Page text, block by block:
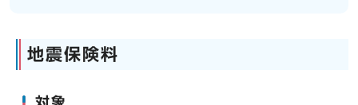
地震保険料